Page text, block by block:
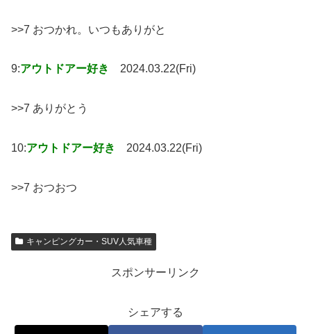
>>7 おつかれ。いつもありがと
9:アウトドアー好き 2024.03.22(Fri)
>>7 ありがとう
10:アウトドアー好き 2024.03.22(Fri)
>>7 おつおつ
キャンピングカー・SUV人気車種
スポンサーリンク
シェアする